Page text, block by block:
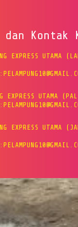
dan Kontak
EXPRESS UTAMA
EXPRESS UTAMA
EXPRESS UTAMA